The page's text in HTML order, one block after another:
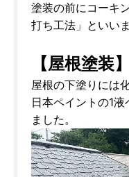
塗装の前にコーキ
打ち工法」といいま
【屋根塗装】
屋根の下塗りには
日本ペイントの1
ました。